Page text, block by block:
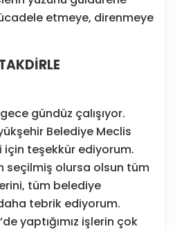
etmeye, direnmeye
gündüz çalışıyor.
Belediye Meclis
için teşekkür ediyorum.
seçilmiş olursa olsun tüm
tüm belediye
tebrik ediyorum.
yaptığımız işlerin çok